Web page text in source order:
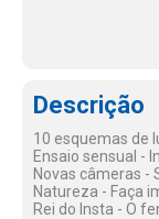
Descrição
10 esquemas de
Ensaio sensual -
Novas câmeras -
Natureza - Faça
Rei do Insta - O